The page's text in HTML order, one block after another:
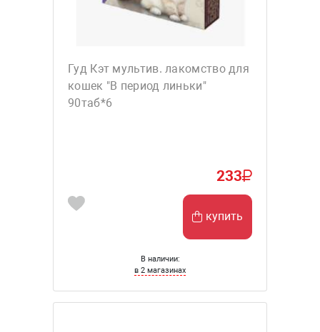
Гуд Кэт мультив. лакомство для
кошек "В период линьки"
90таб*6
233
купить
В наличии:
в 2 магазинах